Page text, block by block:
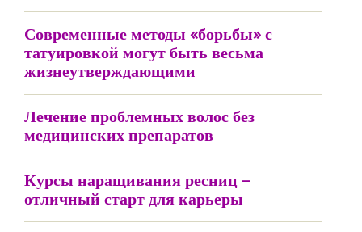
Современные методы «борьбы» с
татуировкой могут быть весьма
жизнеутверждающими
Лечение проблемных волос без
медицинских препаратов
Курсы наращивания ресниц –
отличный старт для карьеры